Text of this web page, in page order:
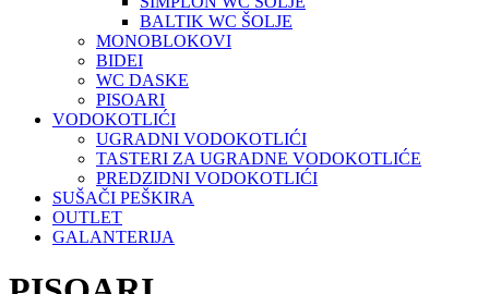
BALTIK WC ŠOLJE
MONOBLOKOVI
BIDEI
WC DASKE
PISOARI
VODOKOTLIĆI
UGRADNI VODOKOTLIĆI
TASTERI ZA UGRADNE VODOKOTLIĆE
PREDZIDNI VODOKOTLIĆI
SUŠAČI PEŠKIRA
OUTLET
GALANTERIJA